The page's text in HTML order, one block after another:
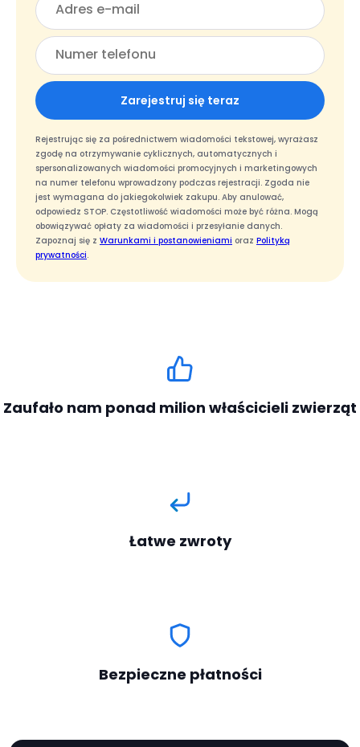
Zarejestruj się teraz
Rejestrując się za pośrednictwem wiadomości tekstowej, wyrażasz
zgodę na otrzymywanie cyklicznych, automatycznych i
spersonalizowanych wiadomości promocyjnych i marketingowych
na numer telefonu wprowadzony podczas rejestracji. Zgoda nie
jest wymagana do jakiegokolwiek zakupu. Aby anulować,
odpowiedz STOP. Częstotliwość wiadomości może być różna. Mogą
obowiązywać opłaty za wiadomości i przesyłanie danych.
Zapoznaj się z Warunkami i postanowieniami oraz Polityką
prywatności.
Zaufało nam ponad milion właścicieli zwierząt
Łatwe zwroty
Bezpieczne płatności